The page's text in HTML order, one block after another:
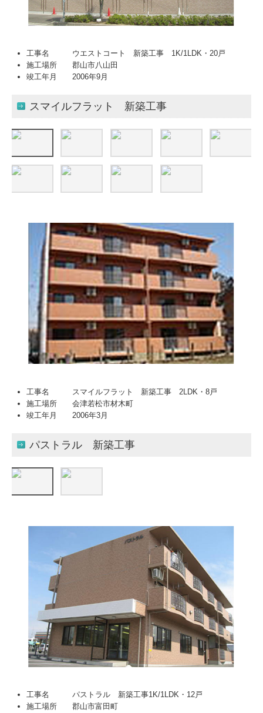
工事名 ウエストコート 新築工事 1K/1LDK・20戸
施工場所 郡山市八山田
竣工年月 2006年9月
スマイルフラット 新築工事
工事名 スマイルフラット 新築工事 2LDK・8戸
施工場所 会津若松市材木町
竣工年月 2006年3月
パストラル 新築工事
工事名 パストラル 新築工事1K/1LDK・12戸
施工場所 郡山市富田町